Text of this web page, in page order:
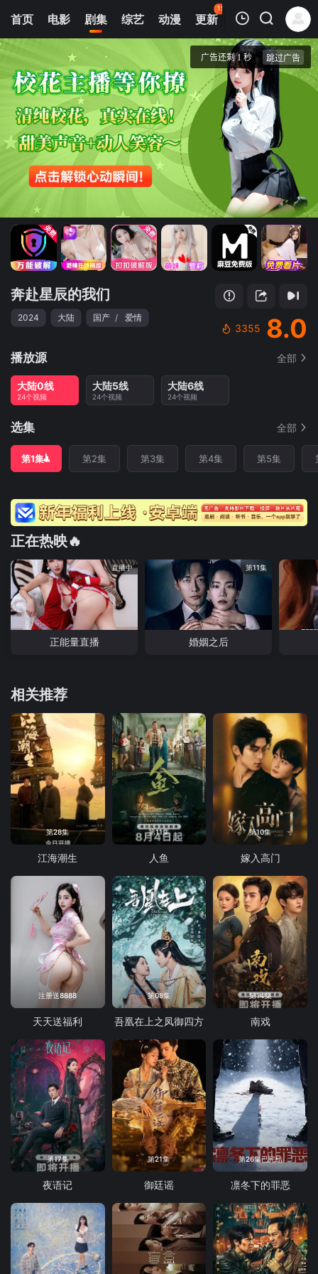
首页 电影 剧集 综艺 动漫 更新
152
热榜 APP
我的观影记录
第1集
奔赴星辰的我们
清空
奔赴星辰的我们
2024 大陆 国产 / 爱情
3355 8.0
播放源 全部
大陆0线
24个视频
大陆5线
24个视频
大陆6线
24个视频
选集 全部
第1集 第2集 第3集 第4集 第5集
正在热映🔥
直播中
正能量直播
第11集
婚姻之后
相关推荐
第28集
江海潮生
第11集
人鱼
第10集
嫁入高门
注册送8888
天天送福利
第08集
吾凰在上之凤御四方
第14集
南戏
第17集
夜语记
第21集
御廷谣
第26集已完结
凛冬下的罪恶